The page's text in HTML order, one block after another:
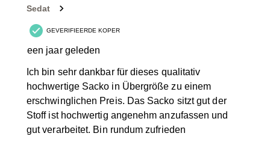
Sedat
GEVERIFIEERDE KOPER
een jaar geleden
Ich bin sehr dankbar für dieses qualitativ
hochwertige Sacko in Übergröße zu einem
erschwinglichen Preis. Das Sacko sitzt gut der
Stoff ist hochwertig angenehm anzufassen und
gut verarbeitet. Bin rundum zufrieden